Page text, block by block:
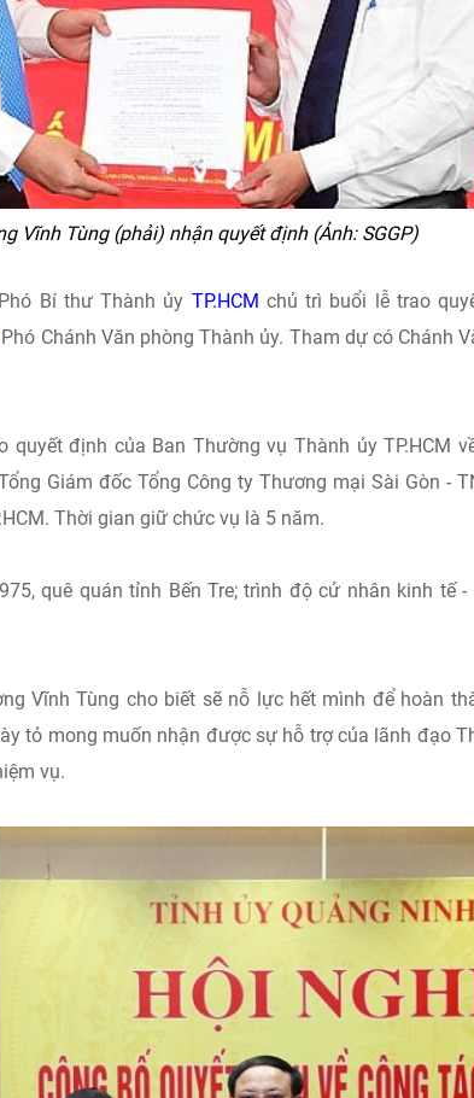
Vĩnh Tùng (phải) nhận quyết định (Ảnh: SGGP)
Bí thư Thành ủy TP.HCM chủ trì buổi lễ trao
Phó Chánh Văn phòng Thành ủy. Tham dự có Chánh
quyết định của Ban Thường vụ Thành ủy TP.HCM
Giám đốc Tổng Công ty Thương mại Sài Gòn -
Thời gian giữ chức vụ là 5 năm.
quê quán tỉnh Bến Tre; trình độ cử nhân kinh tế
Vĩnh Tùng cho biết sẽ nỗ lực hết mình để hoàn
tỏ mong muốn nhận được sự hỗ trợ của lãnh đạo
vụ.